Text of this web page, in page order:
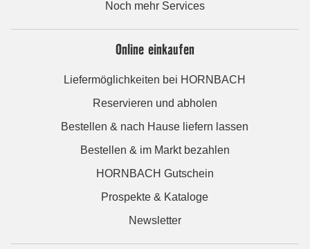
Noch mehr Services
Online einkaufen
Liefermöglichkeiten bei HORNBACH
Reservieren und abholen
Bestellen & nach Hause liefern lassen
Bestellen & im Markt bezahlen
HORNBACH Gutschein
Prospekte & Kataloge
Newsletter